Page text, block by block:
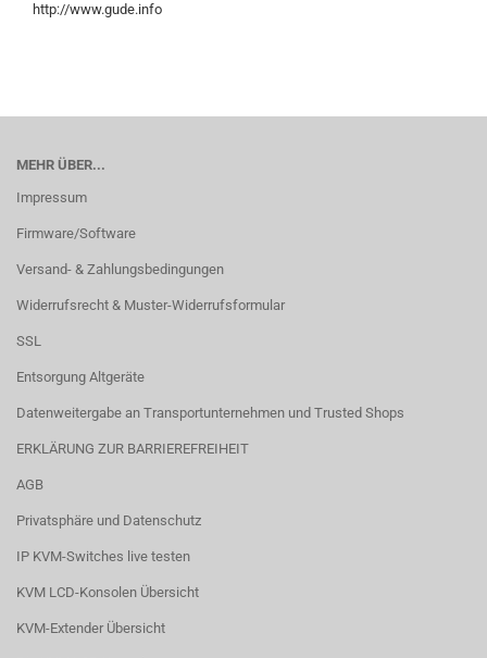
http://www.gude.info
MEHR ÜBER...
Impressum
Firmware/Software
Versand- & Zahlungsbedingungen
Widerrufsrecht & Muster-Widerrufsformular
SSL
Entsorgung Altgeräte
Datenweitergabe an Transportunternehmen und Trusted Shops
ERKLÄRUNG ZUR BARRIEREFREIHEIT
AGB
Privatsphäre und Datenschutz
IP KVM-Switches live testen
KVM LCD-Konsolen Übersicht
KVM-Extender Übersicht